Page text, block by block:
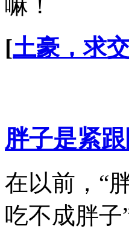
嘛！
[土豪，求
胖子是紧
在以前，“
吃不成胖子